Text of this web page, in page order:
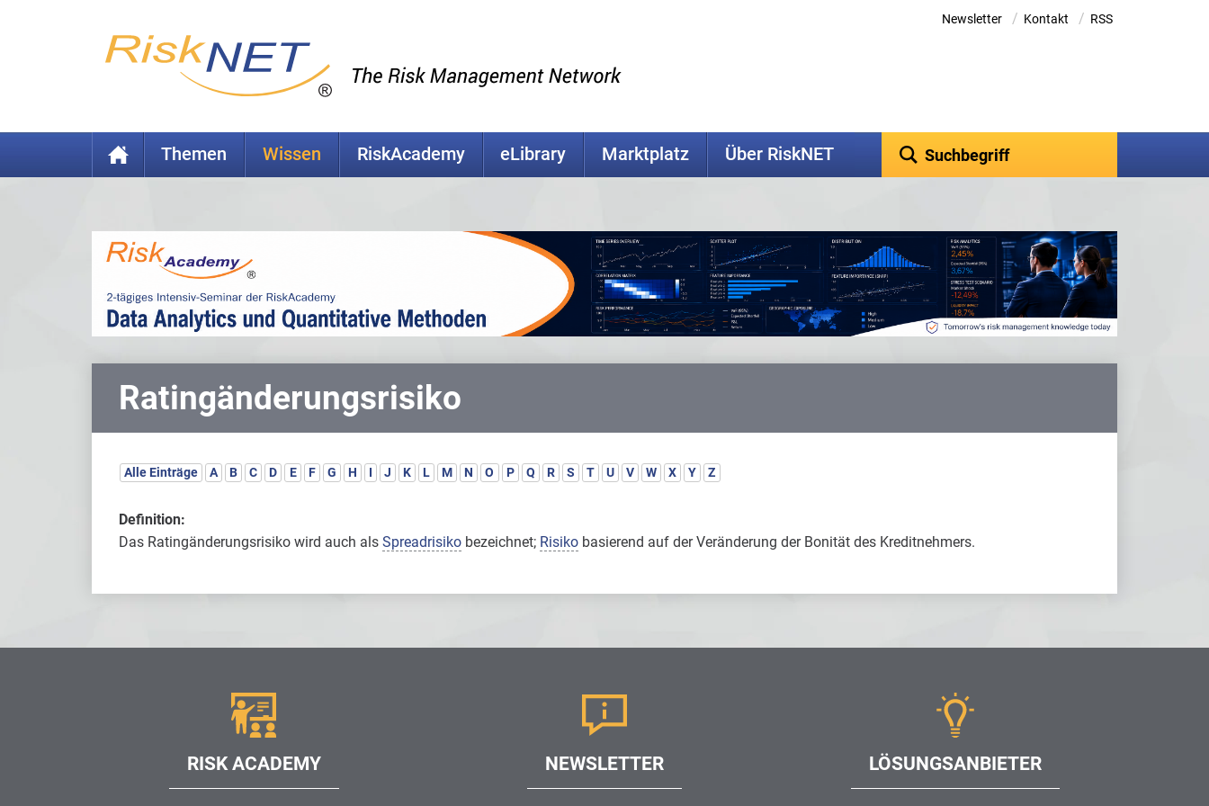
Newsletter / Kontakt / RSS
Themen Wissen RiskAcademy eLibrary Marktplatz Über RiskNET
Ratingänderungsrisiko
Alle Einträge A B C D E F G H I J K L M N O P Q R S T U V W X Y Z
Definition:
Das Ratingänderungsrisiko wird auch als Spreadrisiko bezeichnet; Risiko basierend auf der Veränderung der Bonität des Kreditnehmers.
RISK ACADEMY NEWSLETTER LÖSUNGSANBIETER